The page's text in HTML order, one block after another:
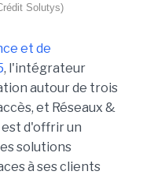
Solutys)
et de
, l'intégrateur
autour de trois
et Réseaux &
d'offrir un
solutions
à ses clients